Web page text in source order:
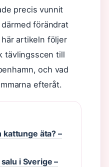
precis vunnit
förändrat
artikeln följer
tävlingsscen till
och vad
efteråt.
kattunge äta? –
i Sverige –